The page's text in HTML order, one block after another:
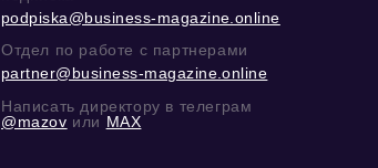
podpiska@business-magazine.online
Отдел по работе с партнерами
partner@business-magazine.online
Написать директору в телеграм
@mazov или MAX